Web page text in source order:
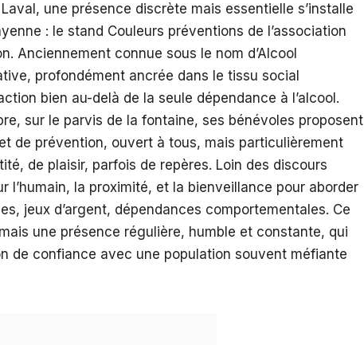
une présence discrète mais essentielle s’installe
: le stand Couleurs préventions de l’association
Anciennement connue sous le nom d’Alcool
profondément ancrée dans le tissu social
bien au-delà de la seule dépendance à l’alcool.
sur le parvis de la fontaine, ses bénévoles proposent
de prévention, ouvert à tous, mais particulièrement
de plaisir, parfois de repères. Loin des discours
l’humain, la proximité, et la bienveillance pour aborder
jeux d’argent, dépendances comportementales. Ce
une présence régulière, humble et constante, qui
de confiance avec une population souvent méfiante